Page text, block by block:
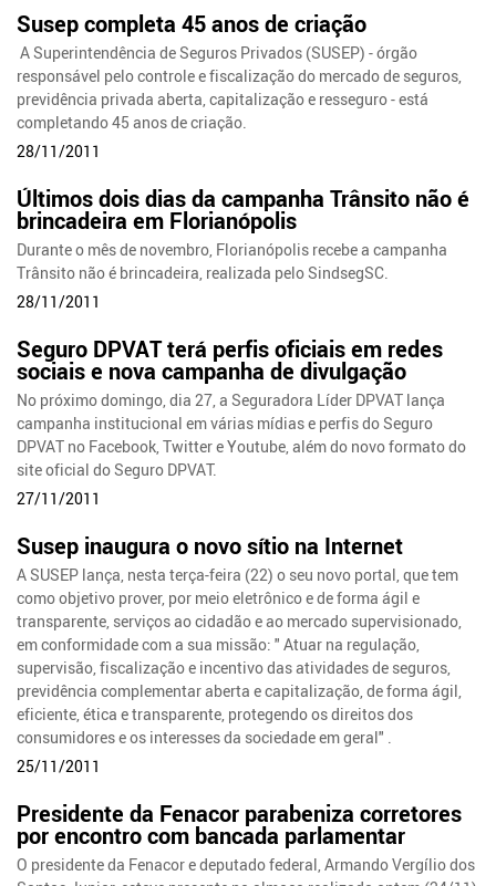
Susep completa 45 anos de criação
A Superintendência de Seguros Privados (SUSEP) - órgão
responsável pelo controle e fiscalização do mercado de seguros,
previdência privada aberta, capitalização e resseguro - está
completando 45 anos de criação.
28/11/2011
Últimos dois dias da campanha Trânsito não é
brincadeira em Florianópolis
Durante o mês de novembro, Florianópolis recebe a campanha
Trânsito não é brincadeira, realizada pelo SindsegSC.
28/11/2011
Seguro DPVAT terá perfis oficiais em redes
sociais e nova campanha de divulgação
No próximo domingo, dia 27, a Seguradora Líder DPVAT lança
campanha institucional em várias mídias e perfis do Seguro
DPVAT no Facebook, Twitter e Youtube, além do novo formato do
site oficial do Seguro DPVAT.
27/11/2011
Susep inaugura o novo sítio na Internet
A SUSEP lança, nesta terça-feira (22) o seu novo portal, que tem
como objetivo prover, por meio eletrônico e de forma ágil e
transparente, serviços ao cidadão e ao mercado supervisionado,
em conformidade com a sua missão: " Atuar na regulação,
supervisão, fiscalização e incentivo das atividades de seguros,
previdência complementar aberta e capitalização, de forma ágil,
eficiente, ética e transparente, protegendo os direitos dos
consumidores e os interesses da sociedade em geral" .
25/11/2011
Presidente da Fenacor parabeniza corretores
por encontro com bancada parlamentar
O presidente da Fenacor e deputado federal, Armando Vergílio dos